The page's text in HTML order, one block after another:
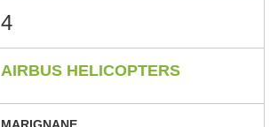
4
AIRBUS HELICOPTERS
MARIGNANE